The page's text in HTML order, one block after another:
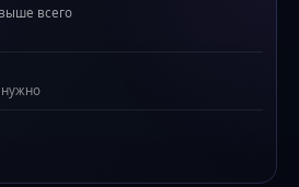
всего
нужно